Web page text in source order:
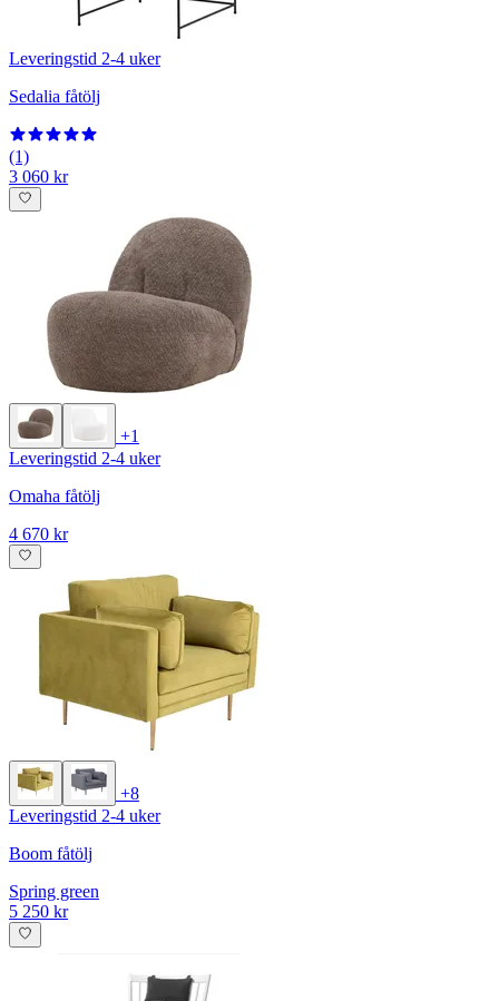
Leveringstid 2-4 uker
Sedalia fåtölj
(1)
3 060 kr
+1
Leveringstid 2-4 uker
Omaha fåtölj
4 670 kr
+8
Leveringstid 2-4 uker
Boom fåtölj
Spring green
5 250 kr